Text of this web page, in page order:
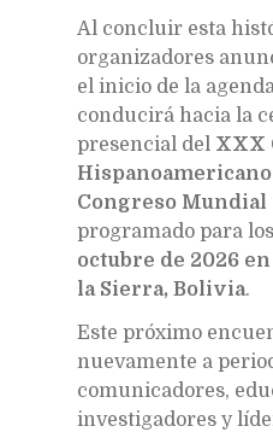
Al concluir esta
organizadores
el inicio de la
conducirá hacia la
presencial del XXX
Congreso Mundial
programado para
octubre de 2026
la Sierra, Bolivia.
Este próximo
nuevamente a
comunicadores,
investigadores y